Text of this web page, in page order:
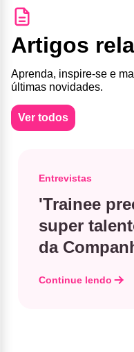
Artigos
Aprenda, inspire-se e
últimas novidades.
Ver todos
Entrevistas
'Trainee
super
da
Continue lendo